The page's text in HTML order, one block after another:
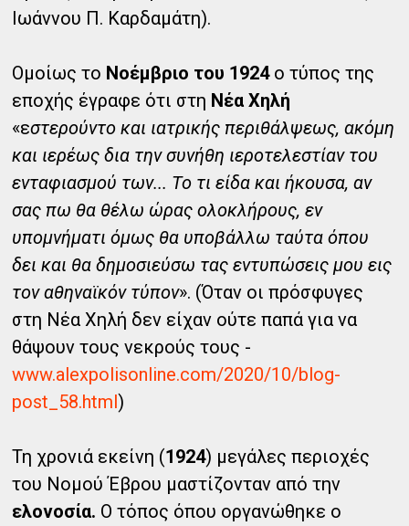
Ιωάννου Π. Καρδαμάτη).
Ομοίως το Νοέμβριο του 1924ο τύπος της
εποχής έγραφε ότι στη Νέα Χηλή
«εστερούντο και ιατρικής περιθάλψεως, ακόμη
και ιερέως δια την συνήθη ιεροτελεστίαν του
ενταφιασμού των... Το τι είδα και ήκουσα, αν
σας πω θα θέλω ώρας ολοκλήρους, εν
υπομνήματι όμως θα υποβάλλω ταύτα όπου
δει και θα δημοσιεύσω τας εντυπώσεις μου εις
τον αθηναϊκόν τύπον». (Όταν οι πρόσφυγες
στη Νέα Χηλή δεν είχαν ούτε παπά για να
θάψουν τους νεκρούς τους -
www.alexpolisonline.com/2020/10/blog-
post_58.html)
Τη χρονιά εκείνη (1924) μεγάλες περιοχές
του Νομού Έβρου μαστίζονταν από την
ελονοσία. Ο τόπος όπου οργανώθηκε ο